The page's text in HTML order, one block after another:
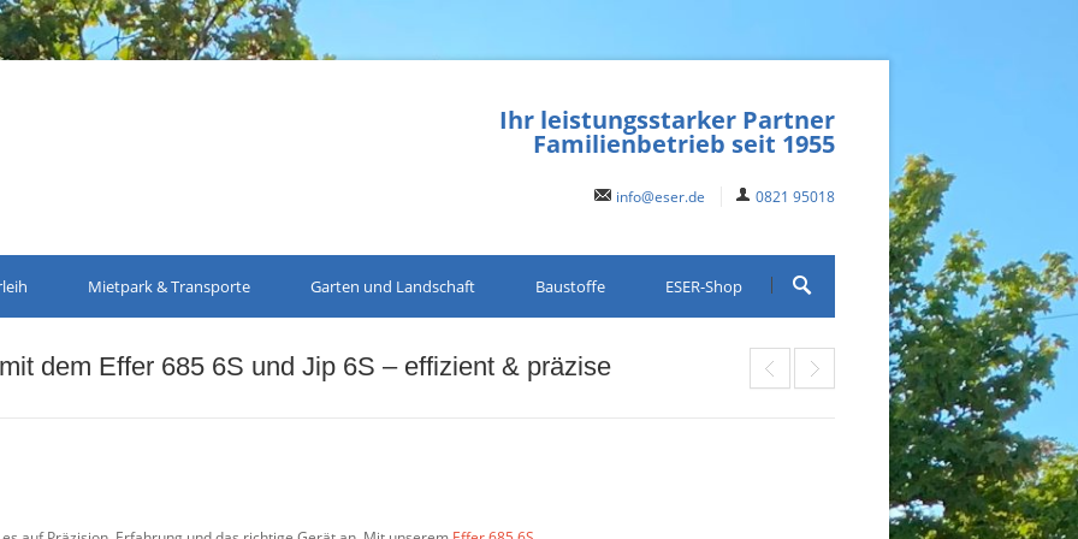
Ihr leistungsstarker Partner
Familienbetrieb seit 1955
info@eser.de 0821 95018
Mietpark & Transporte Garten und Landschaft Baustoffe ESER-Shop
dem Effer 685 6S und Jip 6S – effizient & präzise